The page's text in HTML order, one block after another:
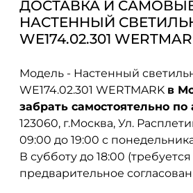
ДОСТАВКА И
НАСТЕННЫЙ
WE174.02.301
Модель - Настенный
WE174.02.301 WERTMARK в
забрать самостоятельно по
123060, г.Москва, Ул.
09:00 до 19:00 с
В субботу до 18:00 (требуется
предварительное